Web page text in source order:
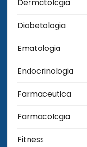
Dermatologia
Diabetologia
Ematologia
Endocrinologia
Farmaceutica
Farmacologia
Fitness